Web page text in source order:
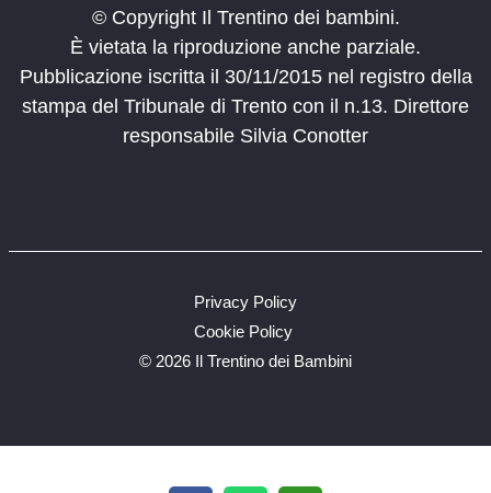
© Copyright Il Trentino dei bambini.
È vietata la riproduzione anche parziale.
Pubblicazione iscritta il 30/11/2015 nel registro della
stampa del Tribunale di Trento con il n.13. Direttore
responsabile Silvia Conotter
© 2026 Il Trentino dei Bambini
Privacy Policy
Cookie Policy